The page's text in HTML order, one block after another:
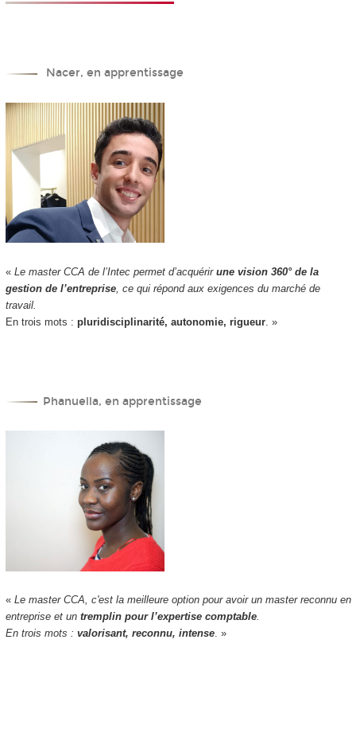
Nacer, en apprentissage
«Le master CCA de l’Intec permet d’acquérir une vision 360° de la
gestion de l’entreprise, ce qui répond aux exigences du marché de
travail.
En trois mots : pluridisciplinarité, autonomie, rigueur. »
Phanuella, en apprentissage
« Le master CCA, c'est la meilleure option pour avoir un master reconnu en
entreprise et un tremplin pour l’expertise comptable.
En trois mots : valorisant, reconnu, intense. »